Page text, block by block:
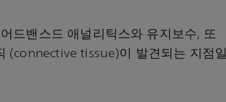
드밴스드 애널리틱스와 유지보수, 또
(connective tissue)이 발견되는 지점일